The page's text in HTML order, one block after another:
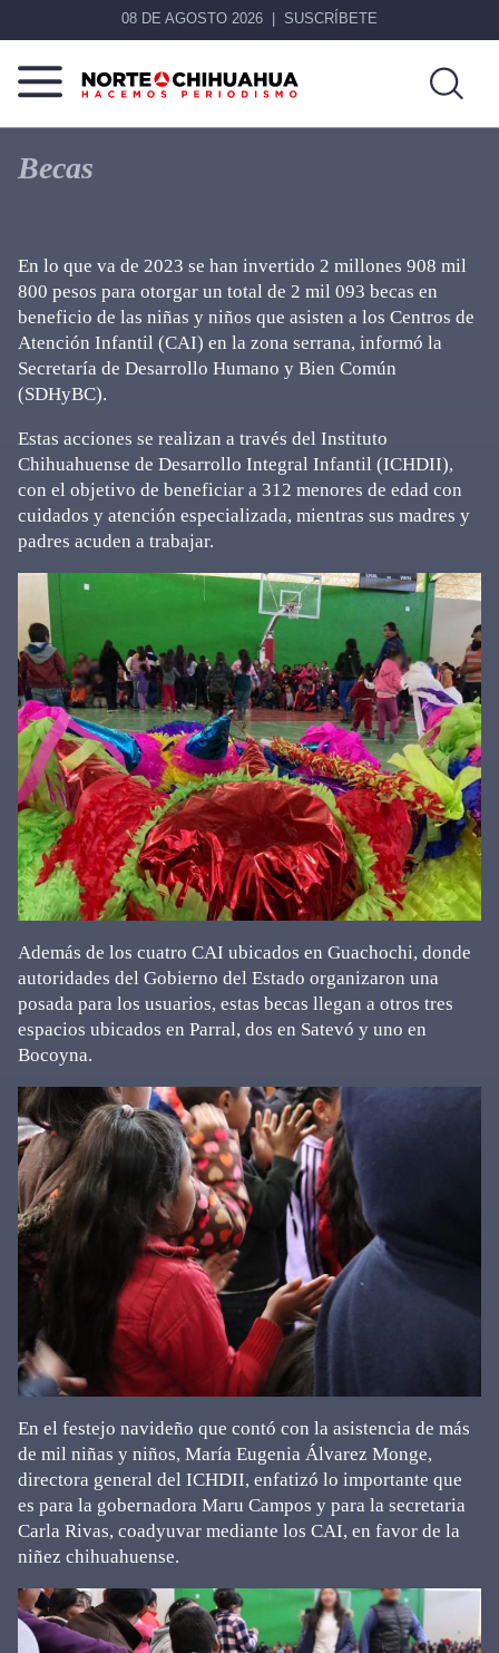
08 DE AGOSTO 2026 SUSCRÍBETE
Norte
Chihuahua
Más
que
noticias,
Becas
En lo que va de 2023 se han invertido 2 millones 908 mil
800 pesos para otorgar un total de 2 mil 093 becas en
beneficio de las niñas y niños que asisten a los Centros de
Atención Infantil (CAI) en la zona serrana, informó la
Secretaría de Desarrollo Humano y Bien Común
(SDHyBC).
Estas acciones se realizan a través del Instituto
Chihuahuense de Desarrollo Integral Infantil (ICHDII),
con el objetivo de beneficiar a 312 menores de edad con
cuidados y atención especializada, mientras sus madres y
padres acuden a trabajar.
Además de los cuatro CAI ubicados en Guachochi, donde
autoridades del Gobierno del Estado organizaron una
posada para los usuarios, estas becas llegan a otros tres
espacios ubicados en Parral, dos en Satevó y uno en
Bocoyna.
En el festejo navideño que contó con la asistencia de más
de mil niñas y niños, María Eugenia Álvarez Monge,
directora general del ICHDII, enfatizó lo importante que
es para la gobernadora Maru Campos y para la secretaria
Carla Rivas, coadyuvar mediante los CAI, en favor de la
niñez chihuahuense.